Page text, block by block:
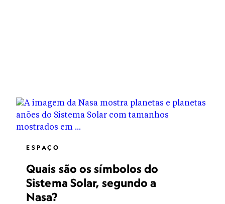
ESPAÇO
Quais são os símbolos do
Sistema Solar, segundo a
Nasa?